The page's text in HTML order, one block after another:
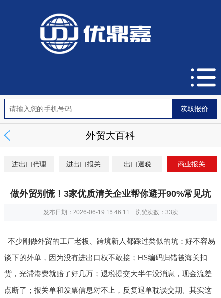
外贸大百科
进出口代理 进出口报关 出口退税 商业报关
做外贸别慌！3家优质清关企业帮你避开90%常见坑
发布日期：2026-06-19 16:46:11 浏览次数： 33次
不少刚做外贸的工厂老板、跨境新人都踩过类似的坑：好不容易
谈下的外单，因为没有进出口权不敢接；HS编码归错被海关扣
货，光滞港费就赔了好几万；退税提交大半年没消息，现金流差
点断了；报关单和发票信息对不上，反复退单耽误交期。其实这